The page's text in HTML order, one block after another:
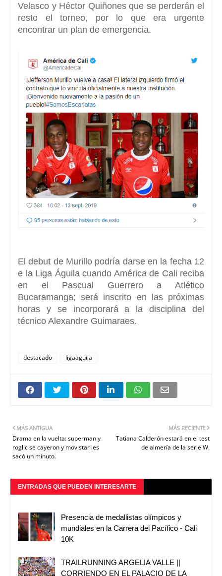
Velasco y Héctor Quiñones que se perderán el
resto el torneo, por lo que era urgente
encontrar un plan de emergencia.
El debut de Murillo podría darse en la fecha 12
e la Liga Águila cuando América de Cali reciba
en el Pascual Guerrero a Atlético
Bucaramanga; será inscrito en las próximas
horas y se incorporará a la disciplina del
técnico Alexandre Guimaraes.
destacado ligaaguila
MÁS RECIENTE
Tatiana Calderón estará en el test
de almería de la serie W.
MÁS ANTIGUA
Drama en la vuelta: superman y
roglic se cayeron y movistar les
sacó un minuto.
ENTRADAS QUE PUEDEN INTERESARTE
Presencia de medallistas olímpicos y
mundiales en la Carrera del Pacífico - Cali
10K
TRAILRUNNING ARGELIA VALLE ||
CORRIENDO EN EL PALACIO DE LA